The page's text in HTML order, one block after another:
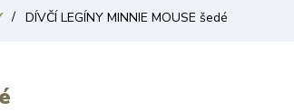
DÍVČÍ LEGÍNY MINNIE MOUSE šedé